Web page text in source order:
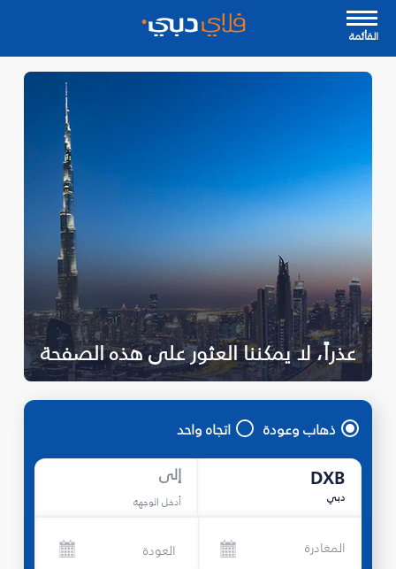
القأئمة
عذراً، لا يمكننا العثور على هذه الصفحة
ذهاب وعودة اتجاه واحد
DXB
دبي
إلى
أدخل الوجهة
المغادرة العودة